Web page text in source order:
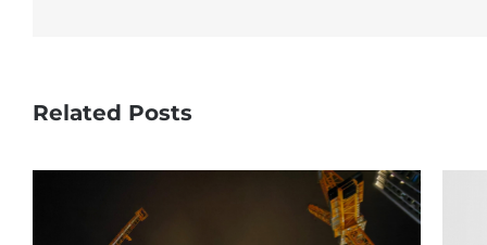
Related Posts